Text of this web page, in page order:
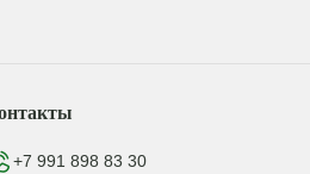
+7 991 898 83 30